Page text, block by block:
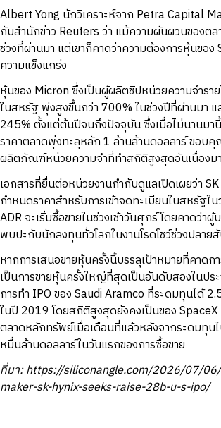
Albert Yong นักวิเคราะห์จาก Petra Capital
กับสำนักข่าว Reuters ว่า แม้ความผันผวนของตล
ช่วงที่ผ่านมา แต่เขาก็คาดว่าความต้องการหุ้นของ
ความแข็งแกร่ง
หุ้นของ Micron ซึ่งเป็นผู้ผลิตชิปหน่วยความจำรา
ในสหรัฐ พุ่งสูงขึ้นกว่า 700% ในช่วงปีที่ผ่านมา
245% ตั้งแต่ต้นปีจนถึงปัจจุบัน ซึ่งเมื่อไม่นานม
ราคาตลาดพุ่งทะลุหลัก 1 ล้านล้านดอลลาร์ ขอบ
ผลิตภัณฑ์หน่วยความจำที่ทำสถิติสูงสุดอันเนื่องม
เอกสารที่ยื่นต่อหน่วยงานกำกับดูแลเปิดเผยว่า
กำหนดราคาสำหรับการเข้าจดทะเบียนในสหรัฐ
ADR จะเริ่มซื้อขายในช่วงเช้าวันศุกร์ โดยคาดว่าผู้
พบปะกับนักลงทุนทั่วโลกในงานโรดโชว์ช่วงปลาย
หากการเสนอขายหุ้นครั้งนี้บรรลุเป้าหมายที่คาดก
เป็นการขายหุ้นครั้งใหญ่ที่สุดเป็นอันดับสองในปร
การทำ IPO ของ Saudi Aramco ที่ระดมทุนได้
ในปี 2019 โดยสถิติสูงสุดยังคงเป็นของ SpaceX
ตลาดหลักทรัพย์เมื่อเดือนที่แล้วหลังจากระดมทุน
หมื่นล้านดอลลาร์ในวันแรกของการซื้อขาย
ที่มา: https://siliconangle.com/2026/07/
maker-sk-hynix-seeks-raise-28b-u-s-ipo/